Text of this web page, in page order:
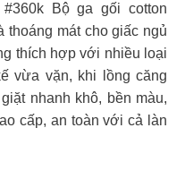
Bộ ga gối cotton
thoáng mát cho giấc ngủ
thích hợp với nhiều loại
vừa vặn, khi lồng căng
nhanh khô, bền màu,
cấp, an toàn với cả làn